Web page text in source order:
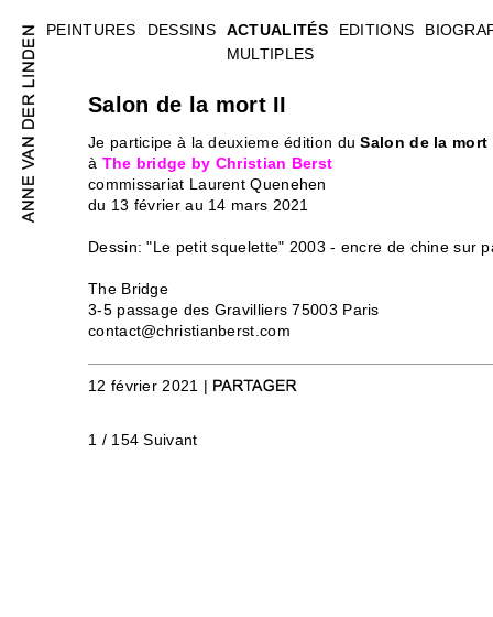
PEINTURES DESSINS
ACTUALITÉS
MULTIPLES
EDITIONS
Salon de la mort II
Je participe à la deuxieme édition duSalon de la mort
à The bridge by Christian Berst
commissariat Laurent Quenehen
du 13 février au 14 mars 2021
Dessin: "Le petit squelette" 2003 - encre de chine sur
The Bridge
3-5 passage des Gravilliers 75003 Paris
contact@christianberst.com
12 février 2021 |
1 / 154Suivant